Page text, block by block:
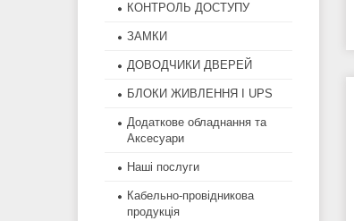
КОНТРОЛЬ ДОСТУПУ
ЗАМКИ
ДОВОДЧИКИ ДВЕРЕЙ
БЛОКИ ЖИВЛЕННЯ І UPS
Додаткове обладнання та
Аксесуари
Наші послуги
Кабельно-провідникова
продукція